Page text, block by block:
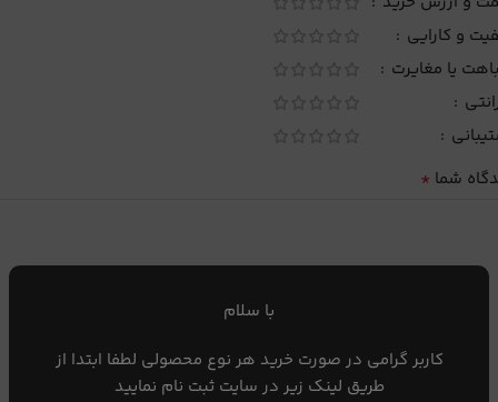
با سلام
کاربر گرامی در صورت خرید هر نوع محصولی لطفا ابتدا از
طریق لینک زیر در سایت ثبت نام نمایید
و کارایی
یا مغایرت
شما *